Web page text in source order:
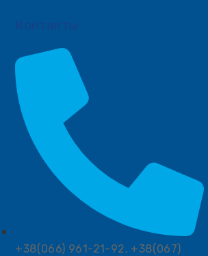
Контакты
+38(066) 961-21-92, +38(067)